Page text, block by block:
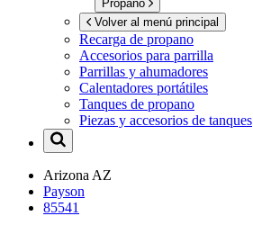
Propano
Volver al menú principal
Recarga de propano
Accesorios para parrilla
Parrillas y ahumadores
Calentadores portátiles
Tanques de propano
Piezas y accesorios de tanques
Arizona AZ
Payson
85541